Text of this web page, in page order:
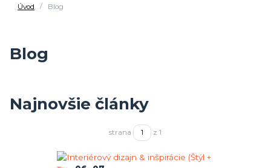
Úvod Blog
Blog
Najnovšie články
strana z 1